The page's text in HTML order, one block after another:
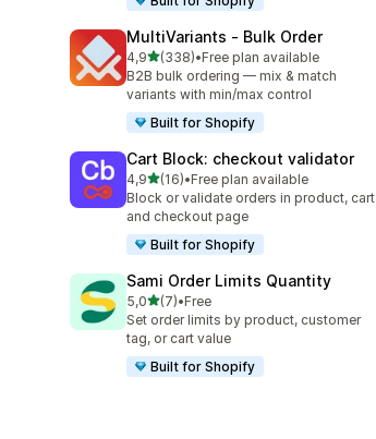
MultiVariants ‑ Bulk Order
4,95 yıldız üzerinden
(338)
toplam 338 değerlendirme
•Free plan available
B2B bulk ordering — mix & match
variants with min/max control
Built for Shopify
Cart Block: checkout validator
4,95 yıldız üzerinden
(16)
toplam 16 değerlendirme
•Free plan available
Block or validate orders in product, cart
and checkout page
Built for Shopify
Sami Order Limits Quantity
5,05 yıldız üzerinden
(7)
toplam 7 değerlendirme
•Free
Set order limits by product, customer
tag, or cart value
Built for Shopify